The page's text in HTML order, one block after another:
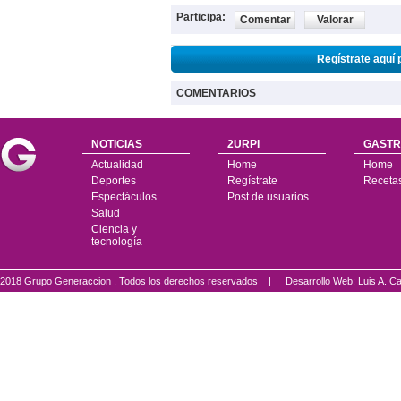
Participa: Comentar Valorar
Regístrate aquí
COMENTARIOS
NOTICIAS
Actualidad
Deportes
Espectáculos
Salud
Ciencia y
tecnología
2URPI
Home
Regístrate
Post de usuarios
Home
2018 Grupo Generaccion . Todos los derechos reservados | Desarrollo Web: Luis